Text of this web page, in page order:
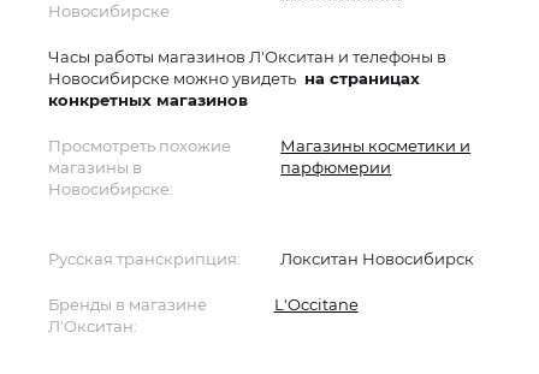
Новосибирске
Часы работы магазинов Л'Окситан и телефоны в
Новосибирске можно увидеть на страницах
конкретных магазинов
Просмотреть похожие
магазины в
Новосибирске:
Магазины косметики и
парфюмерии
Русская транскрипция: Локситан Новосибирск
Бренды в магазине
Л'Окситан:
L'Occitane